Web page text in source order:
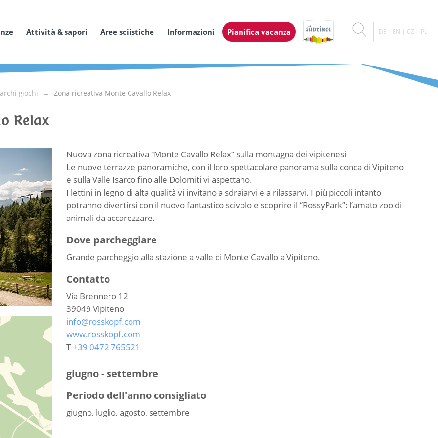
Attività & sapori Aree sciistiche Informazioni Pianifica vacanza DE EN CZ PL
giochi Zona ricreativa Monte Cavallo Relax
Relax
Nuova zona ricreativa “Monte Cavallo Relax” sulla montagna dei vipitenesi
Le nuove terrazze panoramiche, con il loro spettacolare panorama sulla conca di Vipiteno
e sulla Valle Isarco fino alle Dolomiti vi aspettano.
I lettini in legno di alta qualità vi invitano a sdraiarvi e a rilassarvi. I più piccoli intanto
potranno divertirsi con il nuovo fantastico scivolo e scoprire il “RossyPark”: l’amato zoo di
animali da accarezzare.
Dove parcheggiare
Grande parcheggio alla stazione a valle di Monte Cavallo a Vipiteno.
Contatto
Via Brennero 12
39049 Vipiteno
info@rosskopf.com
www.rosskopf.com
T+39 0472 765521
giugno - settembre
Periodo dell'anno consigliato
giugno, luglio, agosto, settembre